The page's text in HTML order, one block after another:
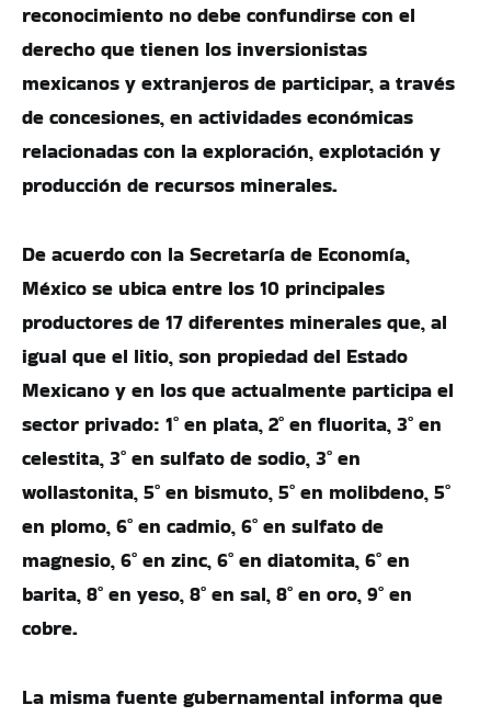
reconocimiento no debe confundirse con el
derecho que tienen los inversionistas
mexicanos y extranjeros de participar, a través
de concesiones, en actividades económicas
relacionadas con la exploración, explotación y
producción de recursos minerales.
De acuerdo con la Secretaría de Economía,
México se ubica entre los 10 principales
productores de 17 diferentes minerales que, al
igual que el litio, son propiedad del Estado
Mexicano y en los que actualmente participa el
sector privado: 1° en plata, 2° en fluorita, 3° en
celestita, 3° en sulfato de sodio, 3° en
wollastonita, 5° en bismuto, 5° en molibdeno, 5°
en plomo, 6° en cadmio, 6° en sulfato de
magnesio, 6° en zinc, 6° en diatomita, 6° en
barita, 8° en yeso, 8° en sal, 8° en oro, 9° en
cobre.
La misma fuente gubernamental informa que